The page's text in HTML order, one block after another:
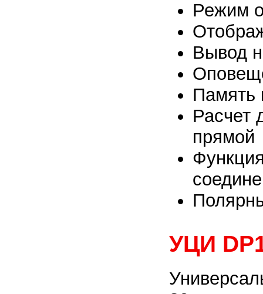
Режим
Вывод
Память
Расчет
прямой
УЦИ